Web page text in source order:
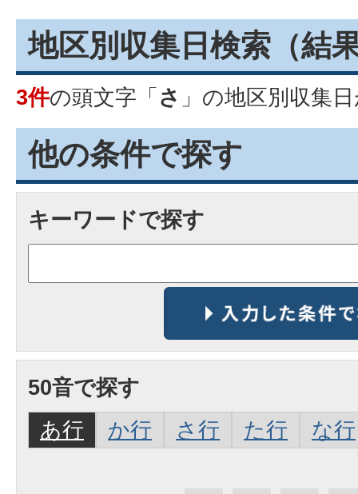
地区別収集日検索 （結
3件の頭文字「 さ 」の地区別収集日
他の条件で探す
キーワードで探す
50音で探す
あ行
か行 さ行 た行 な行